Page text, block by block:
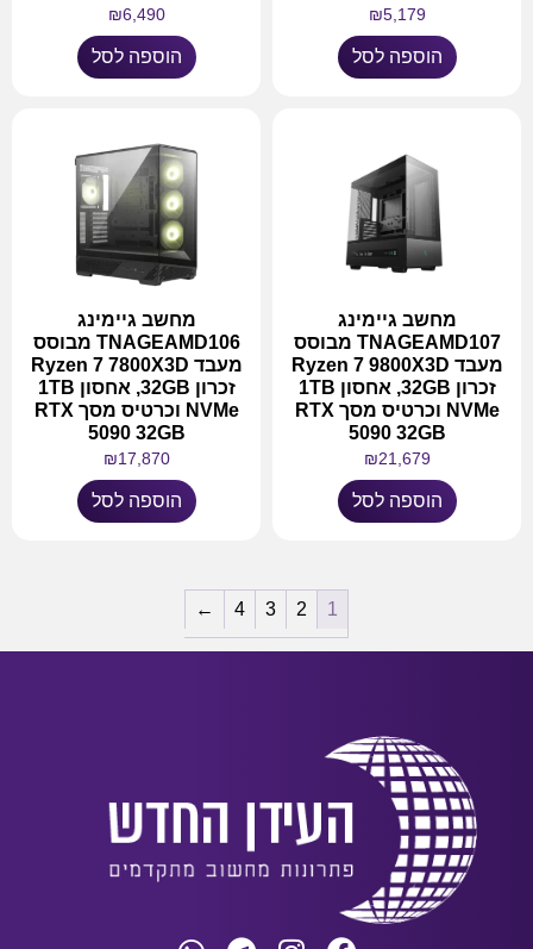
₪5,179
הוספה לסל
₪6,490
הוספה לסל
מחשב גיימינג
TNAGEAMD107 מבוסס
מעבד Ryzen 7 9800X3D
זכרון 32GB, אחסון 1TB
NVMe וכרטיס מסך RTX
5090 32GB
₪21,679
הוספה לסל
מחשב גיימינג
TNAGEAMD106 מבוסס
מעבד Ryzen 7 7800X3D
זכרון 32GB, אחסון 1TB
NVMe וכרטיס מסך RTX
5090 32GB
₪17,870
הוספה לסל
1
2
3
4
←